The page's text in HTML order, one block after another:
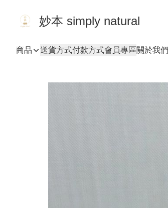
妙本 simply natural
商品 送貨方式付款方式會員專區關於我們